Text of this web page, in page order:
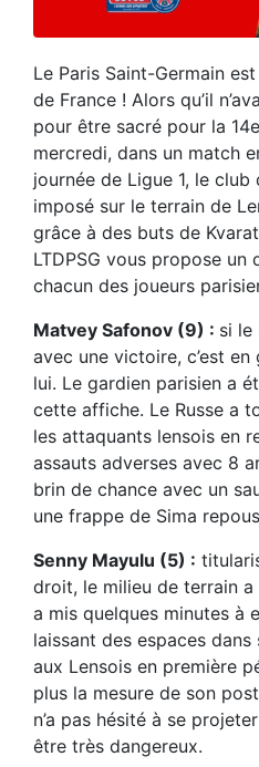
Le Paris Saint-Germain
de France ! Alors qu’il
pour être sacré pour la
mercredi, dans un match
journée de Ligue 1, le club
imposé sur le terrain de
grâce à des buts de
LTDPSG vous propose
chacun des joueurs
Matvey Safonov (9) : si le
avec une victoire, c’est
lui. Le gardien parisien a
cette affiche. Le Russe a
les attaquants lensois en
assauts adverses avec 8
brin de chance avec un
une frappe de Sima
Senny Mayulu (5) :
droit, le milieu de terrain
a mis quelques minutes à
laissant des espaces
aux Lensois en première
plus la mesure de son
n’a pas hésité à se
être très dangereux.